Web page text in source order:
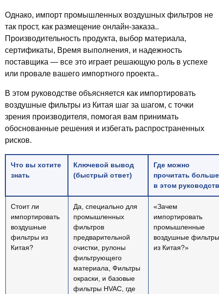
Однако, импорт промышленных воздушных фильтров не
так прост, как размещение онлайн-заказа..
Производительность продукта, выбор материала,
сертификаты, Время выполнения, и надежность
поставщика — все это играет решающую роль в успехе
или провале вашего импортного проекта..
В этом руководстве объясняется как импортировать
воздушные фильтры из Китая шаг за шагом, с точки
зрения производителя, помогая вам принимать
обоснованные решения и избегать распространенных
рисков.
Что вы хотите
знать
Ключевой вывод
(быстрый ответ)
Где можно
прочитать больше
в этом
Стоит ли
импортировать
воздушные
фильтры из
Китая?
Да, специально для
промышленных
фильтров
предварительной
очистки, рулоны
фильтрующего
материала, Фильтры
окраски, и базовые
фильтры HVAC, где
«Зачем
импортировать
промышленные
воздушные фильтры
из Китая?»